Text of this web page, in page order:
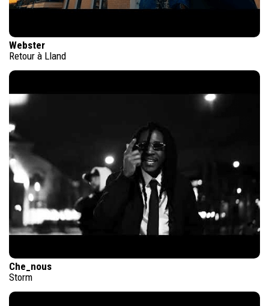
Webster
Retour à Lland
Che_nous
Storm